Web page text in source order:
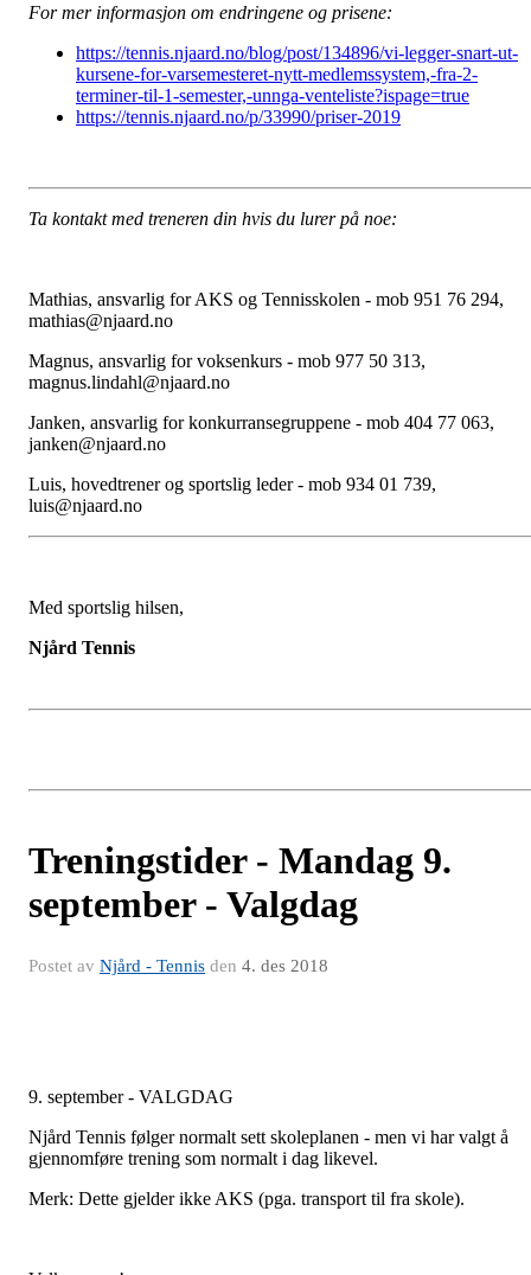
For mer informasjon om endringene og prisene:
https://tennis.njaard.no/blog/post/134896/vi-legger-snart-ut-
kursene-for-varsemesteret-nytt-medlemssystem,-fra-2-
terminer-til-1-semester,-unnga-venteliste?ispage=true
https://tennis.njaard.no/p/33990/priser-2019
Ta kontakt med treneren din hvis du lurer på noe:
Mathias, ansvarlig for AKS og Tennisskolen - mob 951 76 294,
mathias@njaard.no
Magnus, ansvarlig for voksenkurs - mob 977 50 313,
magnus.lindahl@njaard.no
Janken, ansvarlig for konkurransegruppene - mob 404 77 063,
janken@njaard.no
Luis, hovedtrener og sportslig leder - mob 934 01 739,
luis@njaard.no
Med sportslig hilsen,
Njård Tennis
Treningstider - Mandag 9.
september - Valgdag
Postet av Njård - Tennis den 4. des 2018
9. september - VALGDAG
Njård Tennis følger normalt sett skoleplanen - men vi har valgt å
gjennomføre trening som normalt i dag likevel.
Merk: Dette gjelder ikke AKS (pga. transport til fra skole).